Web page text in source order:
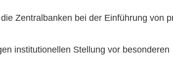
Zentralbanken bei der Einführung von
institutionellen Stellung vor besonderen